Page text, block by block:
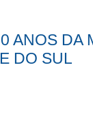
ANOS DA
DO SUL